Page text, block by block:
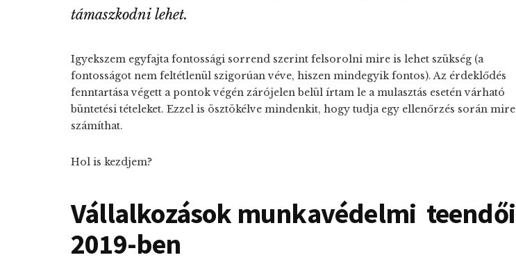
támaszkodni lehet.
Igyekszem egyfajta fontossági sorrend szerint felsorolni mire is lehet szükség (a
fontosságot nem feltétlenül szigorúan véve, hiszen mindegyik fontos). Az érdeklődés
fenntartása végett a pontok végén zárójelen belül írtam le a mulasztás esetén várható
büntetési tételeket. Ezzel is ösztökélve mindenkit, hogy tudja egy ellenőrzés során mire
számíthat.
Hol is kezdjem?
Vállalkozások munkavédelmi teendői
2019-ben